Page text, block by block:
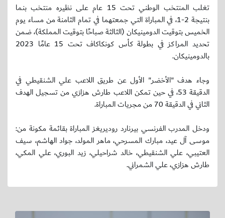
تغلب المنتخب الوطني تحت 15 عام على نظيره منتخب بنما
بنتيجة 2-1، في المباراة التي جمعتهما في تمام الثامنة من مساء يوم
الخميس بتوقيت الدومينيكان (الثالثة صباحًا بتوقيت المملكة)، ضمن
تحديد المراكز في بطولة كأس كونكاكاف تحت 15 عامًا 2023
بالدومينيكان.
وجاء هدف "الأخضر" الأول عن طريق اللاعب علي الشنقيطي في
الدقيقة 53، في حين تمكن اللاعب طارش هزازي من تسجيل الهدف
الثاني في الدقيقة 70 من مجريات المباراة.
ودخل المدرب الفرنسي بيرنارد روديريغز المباراة بقائمة مكونة من:
موسى آل عيد، مبارك المسرحي، ماهر المولد، جواد الهاشم، سيف
العتيبي، علي الشنقيطي، خالد شراحيلي، زيد البوري، علي المكي،
طارش هزازي، علي الشمراني.